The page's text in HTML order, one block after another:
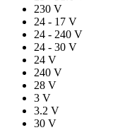
230 V
24 - 17 V
24 - 240 V
24 - 30 V
24 V
240 V
28 V
3 V
3.2 V
30 V